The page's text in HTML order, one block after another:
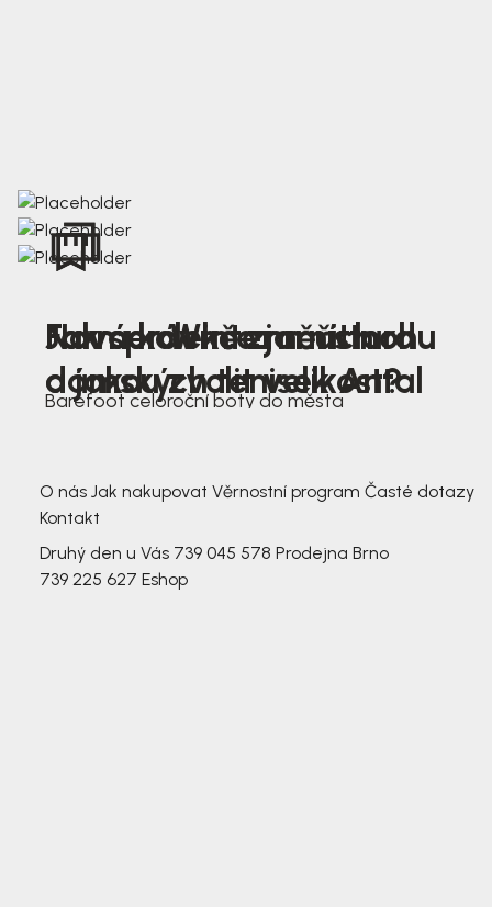
Nová kolekce jarních
dámských tenisek Antal
Jak správně změřit nohu
a jakou zvolit velikost?
Farmer Winter mustard
Barefoot celoroční boty do města
O nás Jak nakupovat Věrnostní program Časté dotazy
Kontakt
Druhý den u Vás 739 045 578 Prodejna Brno
739 225 627 Eshop